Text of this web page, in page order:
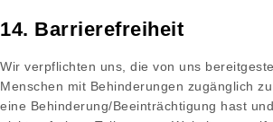
14. Barrierefreiheit
Wir verpflichten uns, die von uns
Menschen mit Behinderungen zugänglich
eine Behinderung/Beeinträchtigung hast